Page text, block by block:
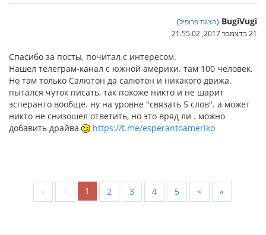
BugiVugi
(הצגת פרופיל)
21 בדצמבר 2017, 21:55:02
Спасибо за посты, почитал с интересом.
Нашел телеграм-канал с южной америки. там 100 человек.
Но там только Салютон да салютон и никакого движа.
пытался чуток писать, так похоже никто и не шарит
эсперанто вообще. ну на уровне "связать 5 слов". а может
никто не снизошел ответить, но это вряд ли . можно
добавить драйва
https://t.me/esperantoameriko
« < 1 2 3 4 5 > »